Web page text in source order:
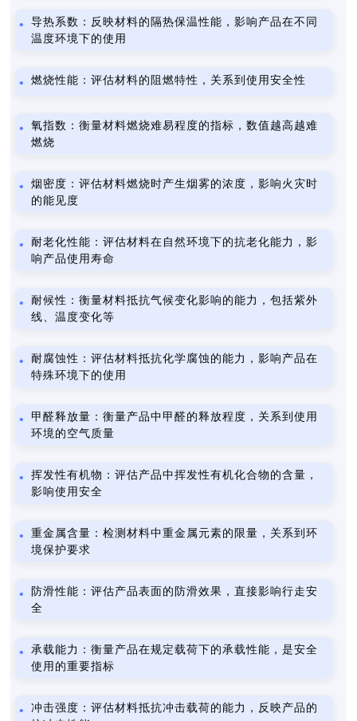
导热系数：反映材料的隔热保温性能，影响产品在不同
温度环境下的使用
燃烧性能：评估材料的阻燃特性，关系到使用安全性
氧指数：衡量材料燃烧难易程度的指标，数值越高越难
燃烧
烟密度：评估材料燃烧时产生烟雾的浓度，影响火灾时
的能见度
耐老化性能：评估材料在自然环境下的抗老化能力，影
响产品使用寿命
耐候性：衡量材料抵抗气候变化影响的能力，包括紫外
线、温度变化等
耐腐蚀性：评估材料抵抗化学腐蚀的能力，影响产品在
特殊环境下的使用
甲醛释放量：衡量产品中甲醛的释放程度，关系到使用
环境的空气质量
挥发性有机物：评估产品中挥发性有机化合物的含量，
影响使用安全
重金属含量：检测材料中重金属元素的限量，关系到环
境保护要求
防滑性能：评估产品表面的防滑效果，直接影响行走安
全
承载能力：衡量产品在规定载荷下的承载性能，是安全
使用的重要指标
冲击强度：评估材料抵抗冲击载荷的能力，反映产品的